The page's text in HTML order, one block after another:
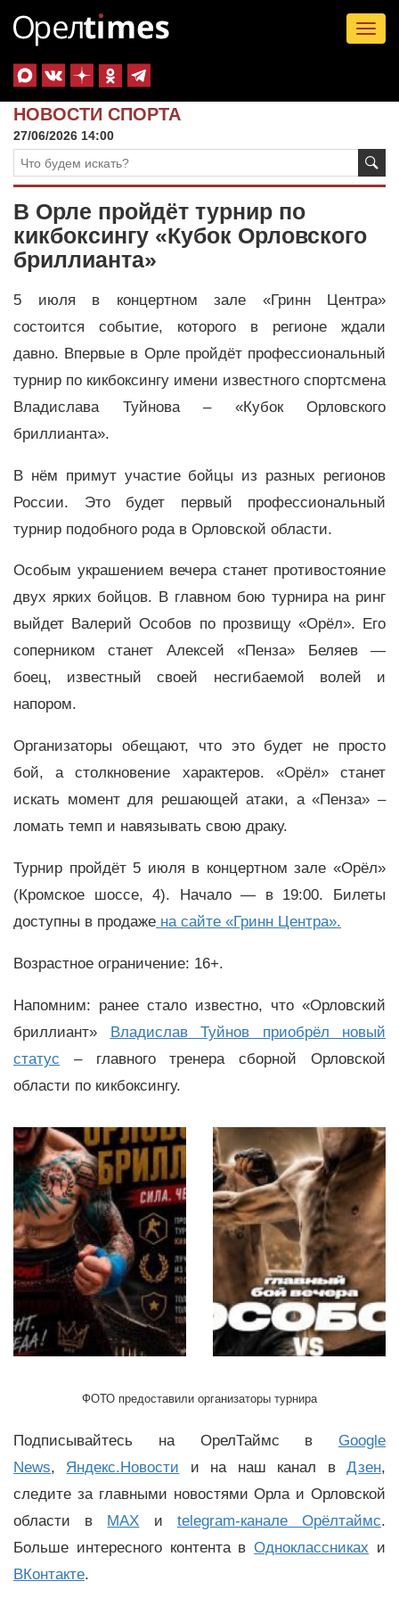
НОВОСТИ СПОРТА
27/06/2026 14:00
В Орле пройдёт турнир по
кикбоксингу «Кубок Орловского
бриллианта»
5 июля в концертном зале «Гринн Центра»
состоится событие, которого в регионе ждали
давно. Впервые в Орле пройдёт профессиональный
турнир по кикбоксингу имени известного спортсмена
Владислава Туйнова – «Кубок Орловского
бриллианта».
В нём примут участие бойцы из разных регионов
России. Это будет первый профессиональный
турнир подобного рода в Орловской области.
Особым украшением вечера станет противостояние
двух ярких бойцов. В главном бою турнира на ринг
выйдет Валерий Особов по прозвищу «Орёл». Его
соперником станет Алексей «Пенза» Беляев —
боец, известный своей несгибаемой волей и
напором.
Организаторы обещают, что это будет не просто
бой, а столкновение характеров. «Орёл» станет
искать момент для решающей атаки, а «Пенза» –
ломать темп и навязывать свою драку.
Турнир пройдёт 5 июля в концертном зале «Орёл»
(Кромское шоссе, 4). Начало — в 19:00. Билеты
доступны в продаже на сайте «Гринн Центра».
Возрастное ограничение: 16+.
Напомним: ранее стало известно, что «Орловский
бриллиант» Владислав Туйнов приобрёл новый
статус – главного тренера сборной Орловской
области по кикбоксингу.
ФОТО предоставили организаторы турнира
Подписывайтесь на ОрелТаймс в Google
News, Яндекс.Новости и на наш канал вДзен,
следите за главными новостями Орла и Орловской
области в MAX и telegram-канале Орёлтаймс.
Больше интересного контента вОдноклассниках и
ВКонтакте.